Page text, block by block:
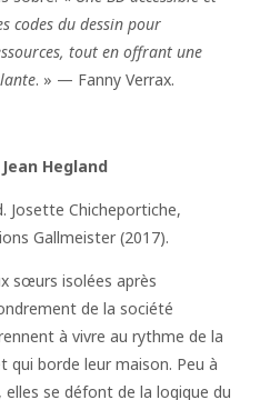
codes du dessin pour
tout en offrant une
. » — Fanny Verrax.
Hegland
Josette Chicheportiche,
Gallmeister (2017).
sœurs isolées après
de la société
à vivre au rythme de la
qui borde leur maison. Peu à
elles se défont de la logique du